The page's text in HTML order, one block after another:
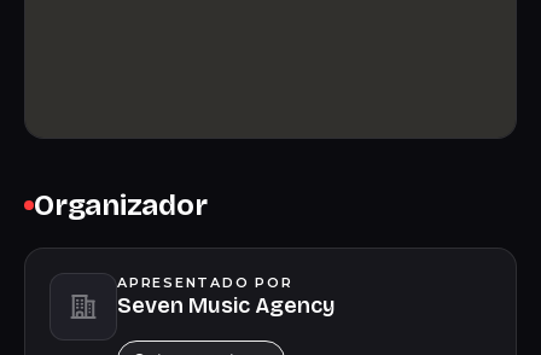
Organizador
APRESENTADO POR
Seven Music Agency